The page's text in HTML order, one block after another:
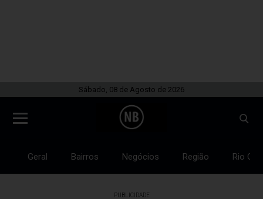
Sábado, 08 de Agosto de 2026
Geral Bairros Negócios Região Rio
PUBLICIDADE